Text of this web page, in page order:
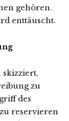
gehören.
enttäuscht.
skizziert,
zu
des
reservieren